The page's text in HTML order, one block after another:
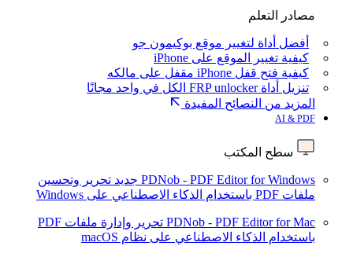
مصادر التعلم
أفضل أداة لتغيير موقع بوكيمون جو
كيفية تغيير الموقع على iPhone
كيفية فتح قفل iPhone مقفل على مالكه
تنزيل أداة FRP unlocker الكل في واحد مجانًا
المزيد من النصائح المفيدة
AI & PDF
سطح المكتب
PDNob - PDF Editor for Windows جديد تحرير وتحسين
ملفات PDF باستخدام الذكاء الاصطناعي على Windows
PDNob - PDF Editor for Mac
تحرير وإدارة ملفات PDF
باستخدام الذكاء الاصطناعي على نظام macOS